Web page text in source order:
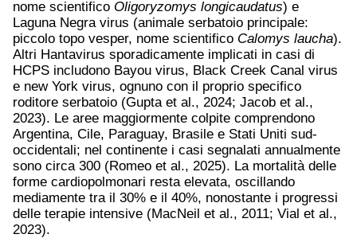
nome scientifico Oligoryzomys longicaudatus) e
Laguna Negra virus (animale serbatoio principale:
piccolo topo vesper, nome scientifico Calomys laucha).
Altri Hantavirus sporadicamente implicati in casi di
HCPS includono Bayou virus, Black Creek Canal virus
e new York virus, ognuno con il proprio specifico
roditore serbatoio (Gupta et al., 2024; Jacob et al.,
2023). Le aree maggiormente colpite comprendono
Argentina, Cile, Paraguay, Brasile e Stati Uniti sud-
occidentali; nel continente i casi segnalati annualmente
sono circa 300 (Romeo et al., 2025). La mortalità delle
forme cardiopolmonari resta elevata, oscillando
mediamente tra il 30% e il 40%, nonostante i progressi
delle terapie intensive (MacNeil et al., 2011; Vial et al.,
2023).